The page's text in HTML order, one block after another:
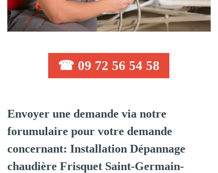
☎ 09 72 56 54 58
Envoyer une demande via notre
forumulaire pour votre demande
concernant: Installation Dépannage
chaudière Frisquet Saint-Germain-